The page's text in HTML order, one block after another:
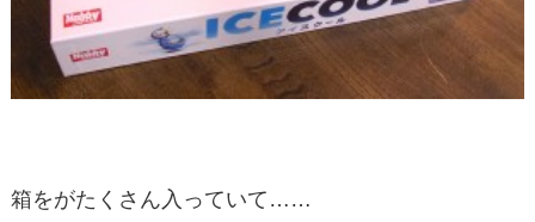
箱をがたくさん入っていて……